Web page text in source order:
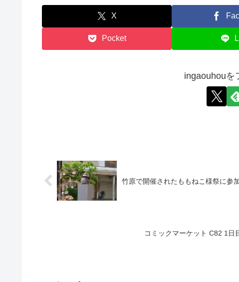
X
Pocket
ingaouhouを
竹原で開催されたももねこ様祭に参
コミックマーケット C82 1日